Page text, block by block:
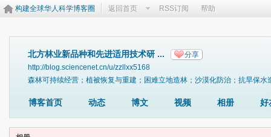
构建全球华人科学博客圈 返回首页 RSS订阅 帮助
北方林业新品种和先进适用技术研 ... 分享
http://blog.sciencenet.cn/u/zzllxx5168
森林可持续经营；植被恢复与重建；困难立地造林；沙漠化防治；抗旱保
博客首页 动态 博文 视频 相册 好